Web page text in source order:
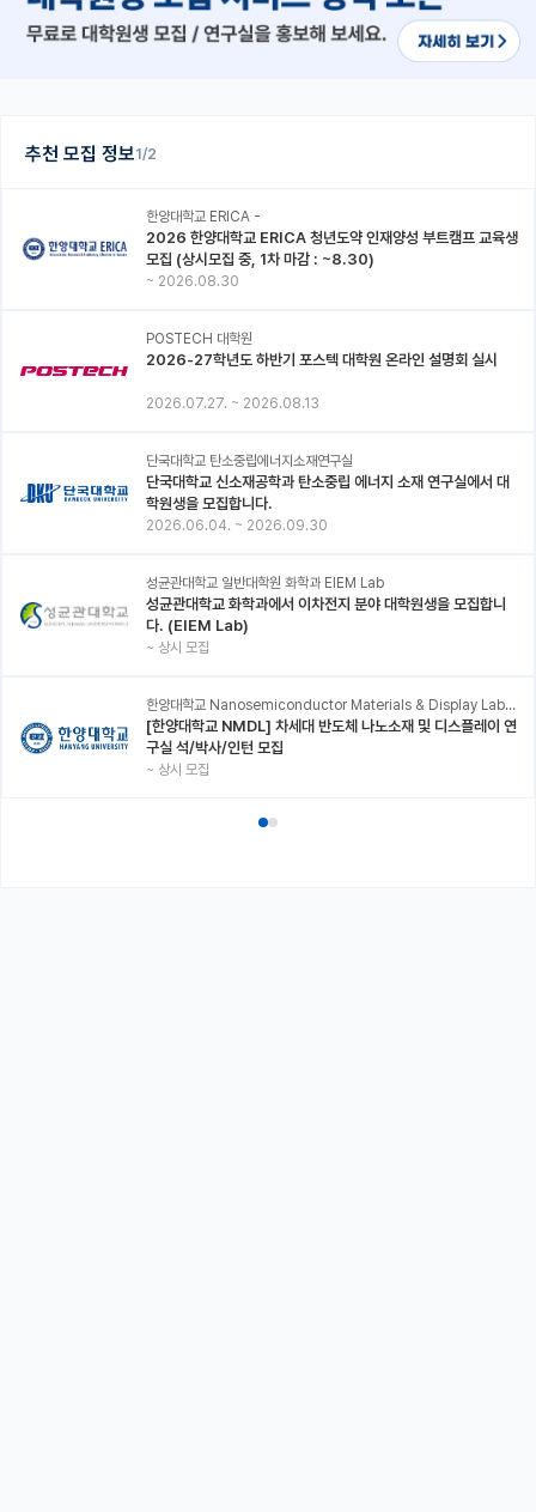
추천 모집 정보1/2
한양대학교 ERICA -
2026 한양대학교 ERICA 청년도약 인재양성 부트캠프 교육생
모집 (상시모집 중, 1차 마감 : ~8.30)
~ 2026.08.30
POSTECH 대학원
2026-27학년도 하반기 포스텍 대학원 온라인 설명회 실시
2026.07.27. ~ 2026.08.13
단국대학교 탄소중립에너지소재연구실
단국대학교 신소재공학과 탄소중립 에너지 소재 연구실에서 대
학원생을 모집합니다.
2026.06.04. ~ 2026.09.30
성균관대학교 일반대학원 화학과 EIEM Lab
성균관대학교 화학과에서 이차전지 분야 대학원생을 모집합니
다. (EIEM Lab)
~ 상시 모집
한양대학교 Nanosemiconductor Materials & Display Laboratory
[한양대학교 NMDL] 차세대 반도체 나노소재 및 디스플레이 연
구실 석/박사/인턴 모집
~ 상시 모집